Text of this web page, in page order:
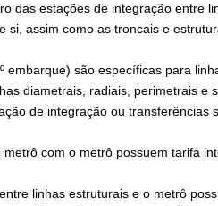
das estações de integração entre
si, assim como as troncais e
embarque) são específicas para
diametrais, radiais, perimetrais e
de integração ou transferências
com o metrô possuem tarifa
linhas estruturais e o metrô